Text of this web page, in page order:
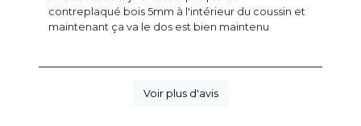
contreplaqué bois 5mm à l'intérieur du coussin et
maintenant ça va le dos est bien maintenu
Voir plus d'avis